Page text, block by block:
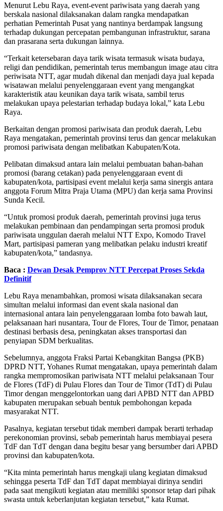
Menurut Lebu Raya, event-event pariwisata yang daerah yang
berskala nasional dilaksanakan dalam rangka mendapatkan
perhatian Pemerintah Pusat yang nantinya berdampak langsung
terhadap dukungan percepatan pembangunan infrastruktur, sarana
dan prasarana serta dukungan lainnya.
“Terkait ketersebaran daya tarik wisata termasuk wisata budaya,
religi dan pendidikan, pemerintah terus membangun image atau citra
periwisata NTT, agar mudah dikenal dan menjadi daya jual kepada
wisatawan melalui penyelenggaraan event yang mengangkat
karakteristik atau keunikan daya tarik wisata, sambil terus
melakukan upaya pelestarian terhadap budaya lokal,” kata Lebu
Raya.
Berkaitan dengan promosi pariwisata dan produk daerah, Lebu
Raya mengatakan, pemerintah provinsi terus dan gencar melakukan
promosi pariwisata dengan melibatkan Kabupaten/Kota.
Pelibatan dimaksud antara lain melalui pembuatan bahan-bahan
promosi (barang cetakan) pada penyelenggaraan event di
kabupaten/kota, partisipasi event melalui kerja sama sinergis antara
anggota Forum Mitra Praja Utama (MPU) dan kerja sama Provinsi
Sunda Kecil.
“Untuk promosi produk daerah, pemerintah provinsi juga terus
melakukan pembinaan dan pendampingan serta promosi produk
pariwisata unggulan daerah melalui NTT Expo, Komodo Travel
Mart, partisipasi pameran yang melibatkan pelaku industri kreatif
kabupaten/kota,” tandasnya.
Baca : Dewan Desak Pemprov NTT Percepat Proses Sekda
Definitif
Lebu Raya menambahkan, promosi wisata dilaksanakan secara
simultan melalui informasi dan event skala nasional dan
internasional antara lain penyelenggaraan lomba foto bawah laut,
pelaksanaan hari nusantara, Tour de Flores, Tour de Timor, penataan
destinasi berbasis desa, peningkatan akses transportasi dan
penyiapan SDM berkualitas.
Sebelumnya, anggota Fraksi Partai Kebangkitan Bangsa (PKB)
DPRD NTT, Yohanes Rumat mengatakan, upaya pemerintah dalam
rangka mempromosikan pariwisata NTT melalui pelaksanaan Tour
de Flores (TdF) di Pulau Flores dan Tour de Timor (TdT) di Pulau
Timor dengan menggelontorkan uang dari APBD NTT dan APBD
kabupaten merupakan sebuah bentuk pembohongan kepada
masyarakat NTT.
Pasalnya, kegiatan tersebut tidak memberi dampak berarti terhadap
perekonomian provinsi, sebab pemerintah harus membiayai pesera
TdF dan TdT dengan dana begitu besar yang bersumber dari APBD
provinsi dan kabupaten/kota.
“Kita minta pemerintah harus mengkaji ulang kegiatan dimaksud
sehingga peserta TdF dan TdT dapat membiayai dirinya sendiri
pada saat mengikuti kegiatan atau memiliki sponsor tetap dari pihak
swasta untuk keberlanjutan kegiatan tersebut,” kata Rumat.